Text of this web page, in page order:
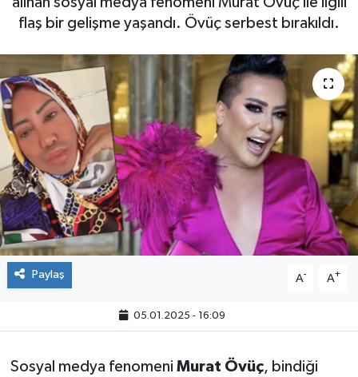
flaş bir gelişme yaşandı. Övüç serbest bırakıldı.
Paylaş A- A+
05.01.2025 - 16:09
Sosyal medya fenomeni Murat Övüç, bindiği